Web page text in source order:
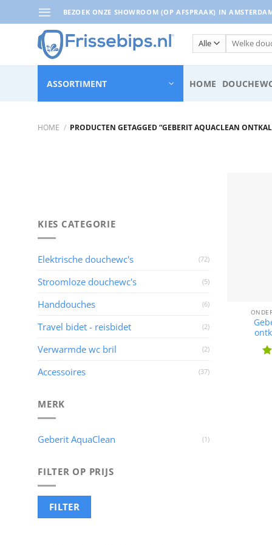
naar
BEZOEK ONZE SHOWROOM (OP AFSPRAAK) IN
Zoeken
ASSORTIMENT HOME
HOME / PRODUCTEN GETAGGED “GEBERIT AQUACLEAN
KIES CATEGORIE
Elektrische douchewc's (72)
Stroomloze douchewc's (5)
Handdouches (6)
Travel bidet - reisbidet (2)
Verwarmde wc bril (2)
Accessoires (37)
MERK
Geberit AquaClean (1)
FILTER OP PRIJS
Min.
prijs
Max.
prijs
FILTER